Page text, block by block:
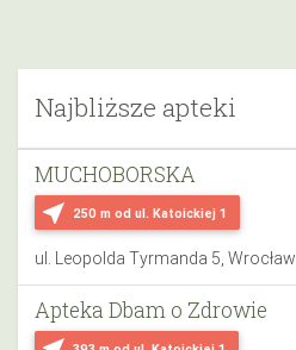
Najbliższe apteki
near_me 250 m od ul. Katoickiej 1
MUCHOBORSKA
ul. Leopolda Tyrmanda 5, Wrocław
Apteka Dbam o Zdrowie